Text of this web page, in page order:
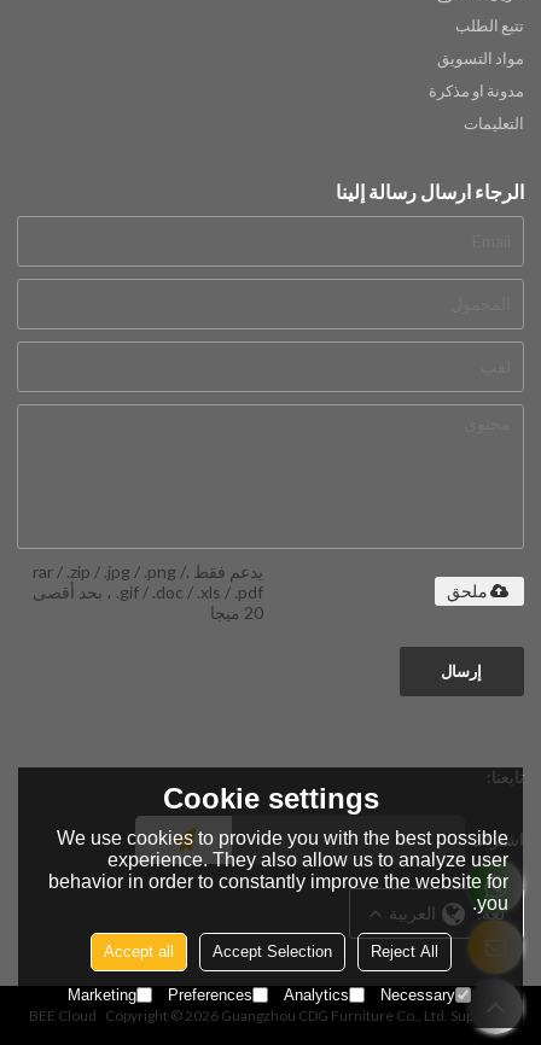
تتبع الطلب
مواد التسويق
مدونة او مذكرة
التعليمات
الرجاء ارسال رسالة إلينا
يدعم فقط .rar / .zip / .jpg / .png /
.gif / .doc / .xls / .pdf ، بحد أقصى
20 ميجا
ملحق
إرسال
تابعنا:
اشتراك
لغة: العربية
Copyright © 2026 Guangzhou CDG Furniture Co., Ltd. Support By
BEE Cloud
Cookie settings
We use cookies to provide you with the best possible
experience. They also allow us to analyze user
behavior in order to constantly improve the website for
you.
Reject All
Accept Selection
Accept all
Necessary
Analytics
Preferences
Marketing